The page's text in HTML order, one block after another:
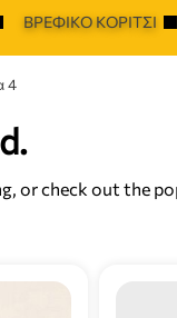
ΒΡΕΦΙΚΌ ΚΟΡΊΤΣΙ
4
or check out the